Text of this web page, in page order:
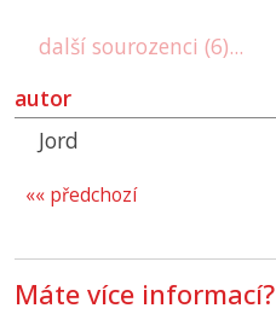
další sourozenci (6)...
autor
Jord
«« předchozí
Máte více informací?